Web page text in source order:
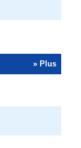
» Plus